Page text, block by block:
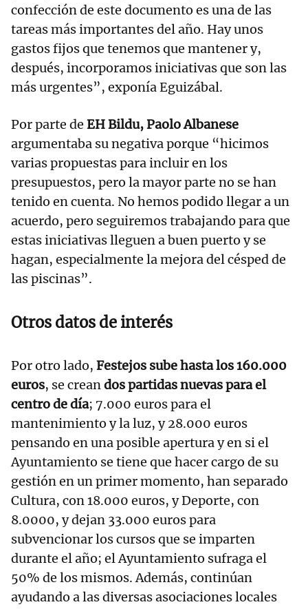
confección de este documento es una de las
tareas más importantes del año. Hay unos
gastos fijos que tenemos que mantener y,
después, incorporamos iniciativas que son las
más urgentes”, exponía Eguizábal.
Por parte de EH Bildu, Paolo Albanese
argumentaba su negativa porque “hicimos
varias propuestas para incluir en los
presupuestos, pero la mayor parte no se han
tenido en cuenta. No hemos podido llegar a un
acuerdo, pero seguiremos trabajando para que
estas iniciativas lleguen a buen puerto y se
hagan, especialmente la mejora del césped de
las piscinas”.
Otros datos de interés
Por otro lado, Festejos sube hasta los 160.000
euros, se creandos partidas nuevas para el
centro de día; 7.000 euros para el
mantenimiento y la luz, y 28.000 euros
pensando en una posible apertura y en si el
Ayuntamiento se tiene que hacer cargo de su
gestión en un primer momento, han separado
Cultura, con 18.000 euros, y Deporte, con
8.0000, y dejan 33.000 euros para
subvencionar los cursos que se imparten
durante el año; el Ayuntamiento sufraga el
50% de los mismos. Además, continúan
ayudando a las diversas asociaciones locales